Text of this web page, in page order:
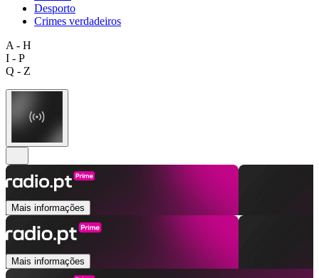
Desporto
Crimes verdadeiros
A - H
I - P
Q - Z
Mais informações
Mais informações